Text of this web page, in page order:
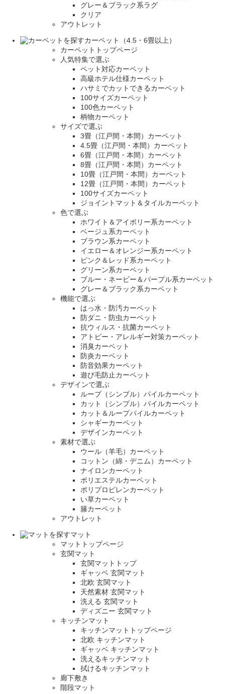
グレー＆ブラック系ラグ
クリア
アウトレット
カーペット（4.5・6畳以上）
カーペットトップページ
人気特集で選ぶ
ペット対応カーペット
高級ホテル仕様カーペット
ハサミでカットできるカーペット
100サイズカーペット
100色カーペット
柄物カーペット
サイズで選ぶ
3畳（江戸間・本間）カーペット
4.5畳（江戸間・本間）カーペット
6畳（江戸間・本間）カーペット
8畳（江戸間・本間）カーペット
10畳（江戸間・本間）カーペット
12畳（江戸間・本間）カーペット
100サイズカーペット
ジョイントマット＆タイルカーペット
色で選ぶ
ホワイト＆アイボリー系カーペット
ベージュ系カーペット
ブラウン系カーペット
イエロー＆オレンジー系カーペット
ピンク＆レッド系カーペット
グリーン系カーペット
ブルー・ネービー＆パープル系カーペット
グレー＆ブラック系カーペット
機能で選ぶ
はっ水・防汚カーペット
防ダニ・防虫カーペット
抗ウィルス・抗菌カーペット
アトピー・アレルギー対策カーペット
消臭カーペット
防炎カーペット
防音効果カーペット
遊び毛防止カーペット
デザインで選ぶ
ループ（シンプル）パイルカーペット
カット（シンプル）パイルカーペット
カット＆ループパイルカーペット
シャギーカーペット
デザインカーペット
素材で選ぶ
ウール（羊毛）カーペット
コットン（綿・デニム）カーペット
ナイロンカーペット
ポリエステルカーペット
ポリプロピレンカーペット
い草カーペット
籐カーペット
アウトレット
マット
マットトップページ
玄関マット
玄関マットトップ
ギャッベ 玄関マット
北欧 玄関マット
天然素材 玄関マット
洗える 玄関マット
ディズニー 玄関マット
キッチンマット
キッチンマットトップページ
北欧 キッチンマット
ギャッベ キッチンマット
洗えるキッチンマット
拭けるキッチンマット
廊下敷き
階段マット